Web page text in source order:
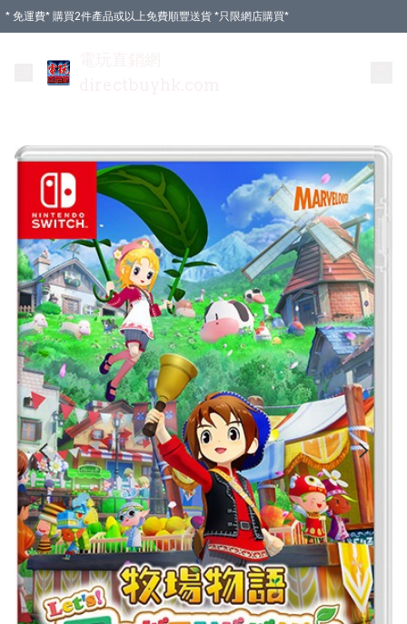
* 免運費* 購買2件產品或以上免費順豐送貨 *只限網店購買*